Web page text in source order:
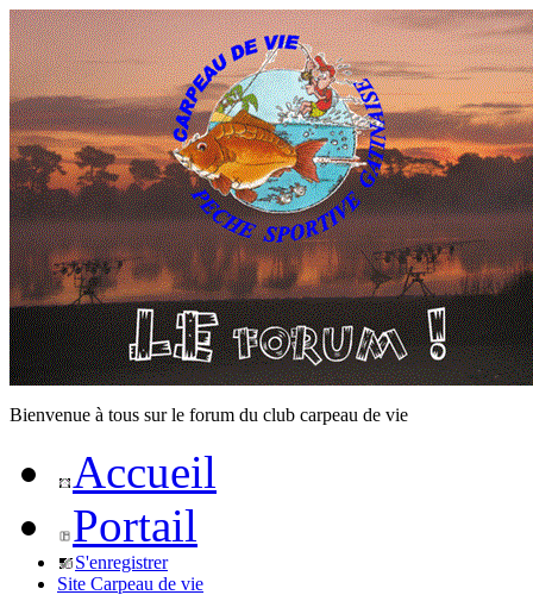
Bienvenue à tous sur le forum du club carpeau de vie
Accueil
Portail
S'enregistrer
Site Carpeau de vie